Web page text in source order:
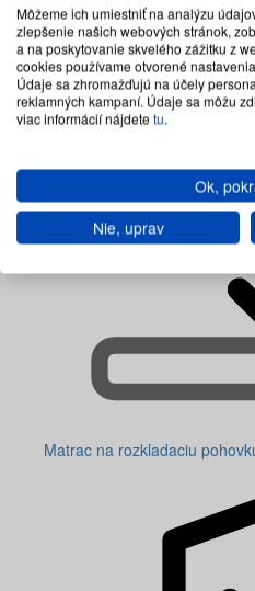
Matrac na rozkladaciu
Môžeme ich umiestniť na analýzu
zlepšenie našich webových stránok,
a na poskytovanie skvelého zážitku z
cookies používame otvorené
Údaje sa zhromažďujú na účely
reklamných kampaní. Údaje sa môžu
viac informácií nájdetetu.
Ok,
Nie, uprav